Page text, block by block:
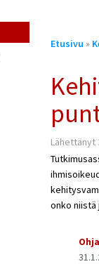
Olet
Etusivu »
Lähettänyt
onko niistä